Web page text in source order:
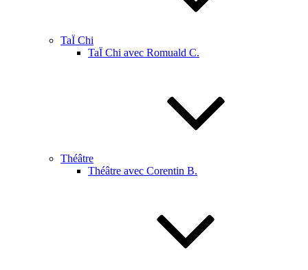
TaÏ Chi
TaÏ Chi avec Romuald C.
Théâtre
Théâtre avec Corentin B.